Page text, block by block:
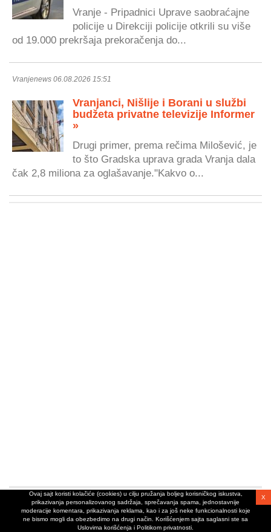
Vranje - Pripadnici Uprave saobraćajne
policije u Direkciji policije otkrili su više
od 19.000 prekršaja prekoračenja do...
Vranjenews 06.08.2026 15:51
Vranjanci, Nišlije i Borani u službi
budžeta privatne televizije Informer
»
Drugi primer, prema rečima Milošević, je
to što Gradska uprava grada Vranja dala
čak 2,8 miliona za oglašavanje."Kakvo o...
Ovaj sajt koristi kolačiće (cookies) u cilju pružanja boljeg korisničkog iskustva,
prikazivanja personalizovanog sadržaja, sprečavanja spama, jednostavnije
moderacije komentara, prikazivanja reklama, kao i za još neke funkcionalnosti koje
ne bismo mogli da obezbedimo na drugi način. Korišćenjem sajta saglasni ste sa
Uslovima korišćenja i Politikom privatnosti.
X